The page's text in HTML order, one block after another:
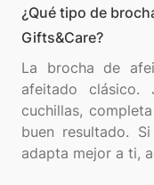
¿Qué tipo de
Gifts&Care?
La brocha de
afeitado
cuchillas,
buen resultado.
adapta mejor a ti,